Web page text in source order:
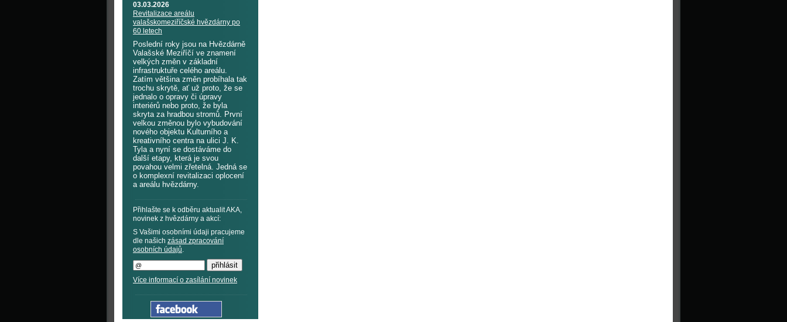
03.03.2026
Revitalizace areálu
valašskomeziříčské hvězdárny po
60 letech
Poslední roky jsou na Hvězdárně
Valašské Meziříčí ve znamení
velkých změn v základní
infrastruktuře celého areálu.
Zatím většina změn probíhala tak
trochu skrytě, ať už proto, že se
jednalo o opravy či úpravy
interiérů nebo proto, že byla
skryta za hradbou stromů. První
velkou změnou bylo vybudování
nového objektu Kulturního a
kreativního centra na ulici J. K.
Tyla a nyní se dostáváme do
další etapy, která je svou
povahou velmi zřetelná. Jedná se
o komplexní revitalizaci oplocení
a areálu hvězdárny.
Přihlašte se k odběru aktualit AKA,
novinek z hvězdárny a akcí:
S Vašimi osobními údaji pracujeme
dle našich zásad zpracování
osobních údajů.
Více informací o zasílání novinek